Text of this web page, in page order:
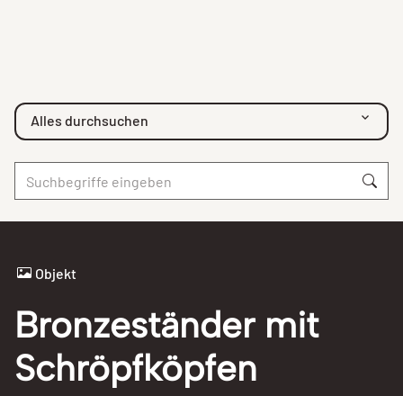
Alles durchsuchen
Objekt
Bronzeständer mit
Schröpfköpfen